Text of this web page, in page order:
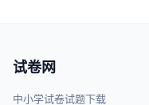
试卷网
中小学试卷试题下载